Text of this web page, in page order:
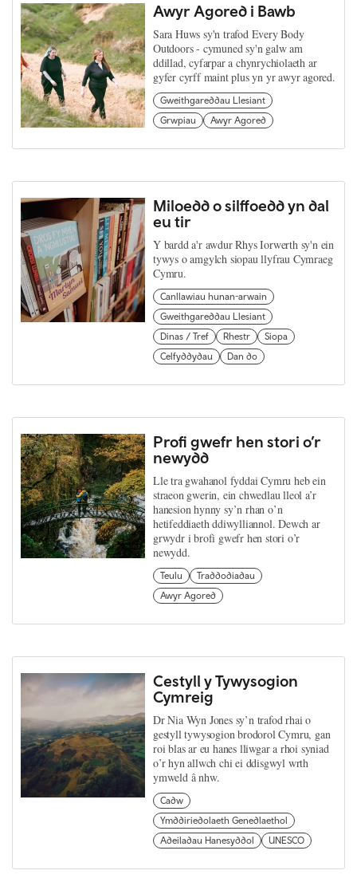
Awyr Agored i Bawb
Sara Huws sy'n trafod Every Body
Outdoors - cymuned sy'n galw am
ddillad, cyfarpar a chynrychiolaeth ar
gyfer cyrff maint plus yn yr awyr agored.
Gweithgareddau Llesiant
Grwpiau
Awyr Agored
Miloedd o silffoedd yn dal
eu tir
Y bardd a'r awdur Rhys Iorwerth sy'n ein
tywys o amgylch siopau llyfrau Cymraeg
Cymru.
Canllawiau hunan-arwain
Gweithgareddau Llesiant
Dinas / Tref
Rhestr
Siopa
Celfyddydau
Dan do
Profi gwefr hen stori o’r
newydd
Lle tra gwahanol fyddai Cymru heb ein
straeon gwerin, ein chwedlau lleol a’r
hanesion hynny sy’n rhan o’n
hetifeddiaeth ddiwylliannol. Dewch ar
grwydr i brofi gwefr hen stori o’r
newydd.
Teulu
Traddodiadau
Awyr Agored
Cestyll y Tywysogion
Cymreig
Dr Nia Wyn Jones sy’n trafod rhai o
gestyll tywysogion brodorol Cymru, gan
roi blas ar eu hanes lliwgar a rhoi syniad
o’r hyn allwch chi ei ddisgwyl wrth
ymweld â nhw.
Cadw
Ymddiriedolaeth Genedlaethol
Adeiladau Hanesyddol
UNESCO